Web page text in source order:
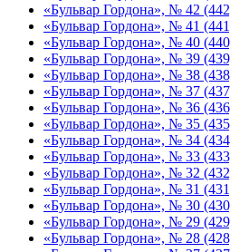
«Бульвар Гордона», № 42
«Бульвар Гордона», № 41
«Бульвар Гордона», № 40
«Бульвар Гордона», № 39
«Бульвар Гордона», № 38
«Бульвар Гордона», № 37
«Бульвар Гордона», № 36
«Бульвар Гордона», № 35
«Бульвар Гордона», № 34
«Бульвар Гордона», № 33
«Бульвар Гордона», № 32
«Бульвар Гордона», № 31
«Бульвар Гордона», № 30
«Бульвар Гордона», № 29
«Бульвар Гордона», № 28